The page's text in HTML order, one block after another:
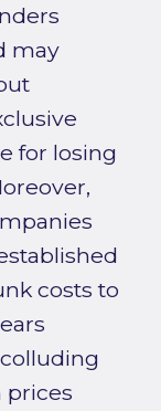
may
for losing
costs to
prices